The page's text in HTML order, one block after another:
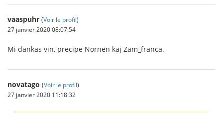
vaaspuhr (Voir le profil)
27 janvier 2020 08:07:54
Mi dankas vin, precipe Nornen kaj Zam_franca.
novatago (Voir le profil)
27 janvier 2020 11:18:32